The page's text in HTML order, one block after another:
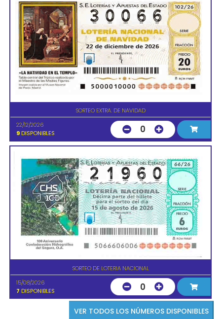
SORTEO EXTRA. DE NAVIDAD
22/12/2026
9 DISPONIBLES 0
SORTEO DE LOTERIA NACIONAL
15/08/2026
7 DISPONIBLES 0
VER TODOS LOS NÚMEROS DISPONIBLES